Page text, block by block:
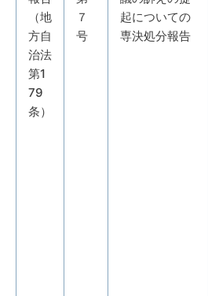
（地
方自
治法
第1
79
条）
７
号
起についての
専決処分報告